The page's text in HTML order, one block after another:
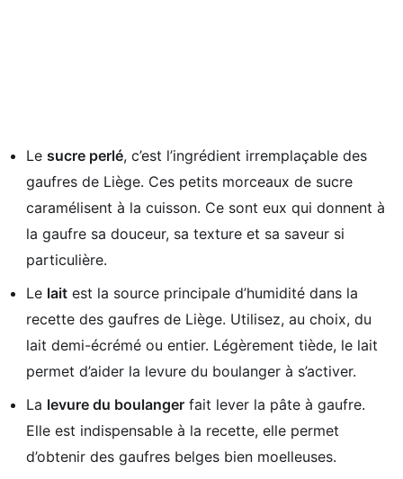
Le sucre perlé, c’est l’ingrédient irremplaçable des
gaufres de Liège. Ces petits morceaux de sucre
caramélisent à la cuisson. Ce sont eux qui donnent à
la gaufre sa douceur, sa texture et sa saveur si
particulière.
Le lait est la source principale d’humidité dans la
recette des gaufres de Liège. Utilisez, au choix, du
lait demi-écrémé ou entier. Légèrement tiède, le lait
permet d’aider la levure du boulanger à s’activer.
La levure du boulanger fait lever la pâte à gaufre.
Elle est indispensable à la recette, elle permet
d’obtenir des gaufres belges bien moelleuses.